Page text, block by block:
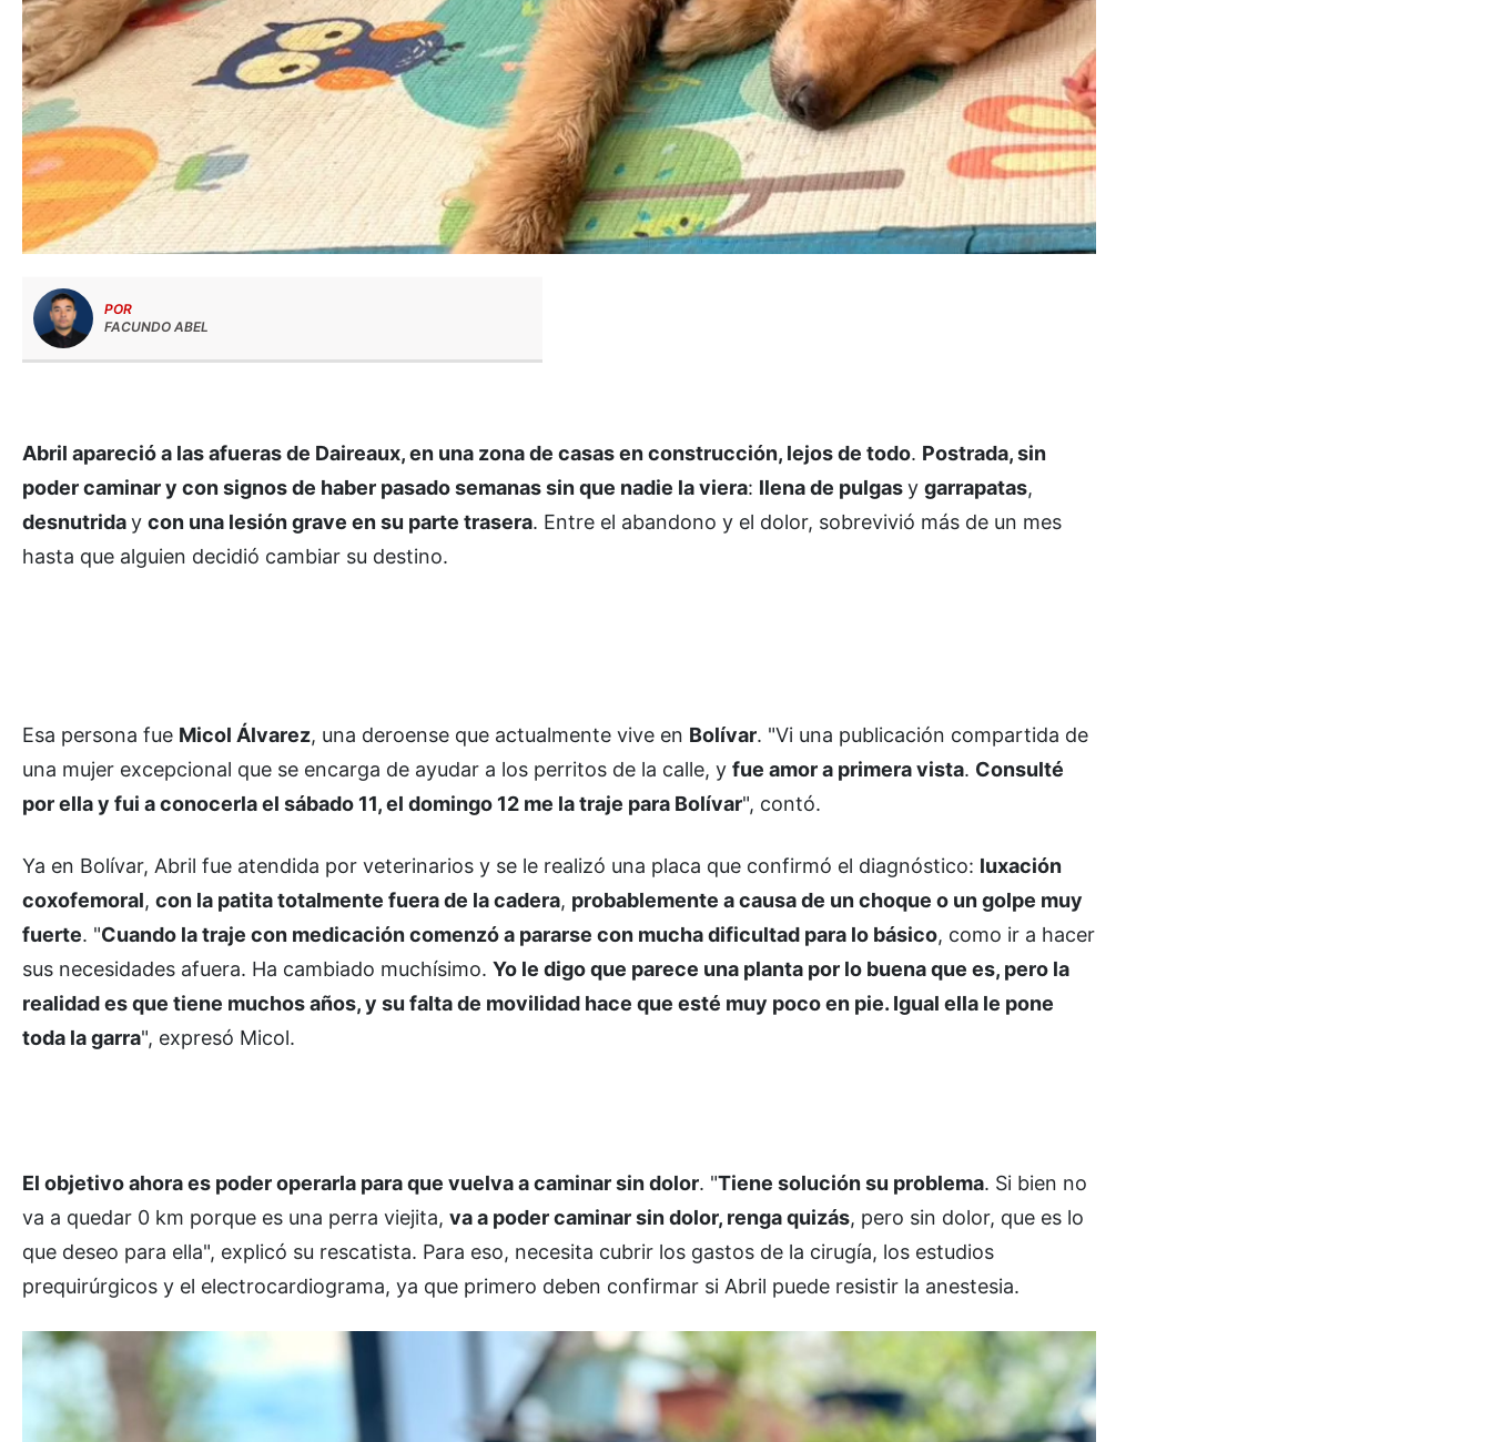
POR
FACUNDO ABEL
Abril apareció a las afueras de Daireaux, en una zona de casas en construcción, lejos de todo. Postrada, sin
poder caminar y con signos de haber pasado semanas sin que nadie la viera: llena de pulgasy garrapatas,
desnutriday con una lesión grave en su parte trasera. Entre el abandono y el dolor, sobrevivió más de un mes
hasta que alguien decidió cambiar su destino.
Esa persona fue Micol Álvarez, una deroense que actualmente vive en Bolívar. "Vi una publicación compartida de
una mujer excepcional que se encarga de ayudar a los perritos de la calle, y fue amor a primera vista. Consulté
por ella y fui a conocerla el sábado 11, el domingo 12 me la traje para Bolívar", contó.
Ya en Bolívar, Abril fue atendida por veterinarios y se le realizó una placa que confirmó el diagnóstico: luxación
coxofemoral, con la patita totalmente fuera de la cadera, probablemente a causa de un choque o un golpe muy
fuerte. "Cuando la traje con medicación comenzó a pararse con mucha dificultad para lo básico, como ir a hacer
sus necesidades afuera. Ha cambiado muchísimo. Yo le digo que parece una planta por lo buena que es, pero la
realidad es que tiene muchos años, y su falta de movilidad hace que esté muy poco en pie. Igual ella le pone
toda la garra", expresó Micol.
El objetivo ahora es poder operarla para que vuelva a caminar sin dolor. "Tiene solución su problema. Si bien no
va a quedar 0 km porque es una perra viejita, va a poder caminar sin dolor, renga quizás, pero sin dolor, que es lo
que deseo para ella", explicó su rescatista. Para eso, necesita cubrir los gastos de la cirugía, los estudios
prequirúrgicos y el electrocardiograma, ya que primero deben confirmar si Abril puede resistir la anestesia.